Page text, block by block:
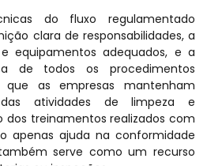
do fluxo regulamentado
clara de responsabilidades, a
equipamentos adequados, e a
de todos os procedimentos
que as empresas mantenham
das atividades de limpeza e
treinamentos realizados com
apenas ajuda na conformidade
serve como um recurso